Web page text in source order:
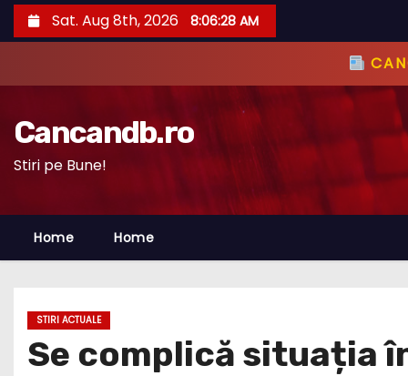
k
p
n
e
Sat. Aug 8th, 2026 8:06:29 AM
Cancandb.ro
Stiri pe Bune!
Home Home
STIRI ACTUALE
Se complică situația